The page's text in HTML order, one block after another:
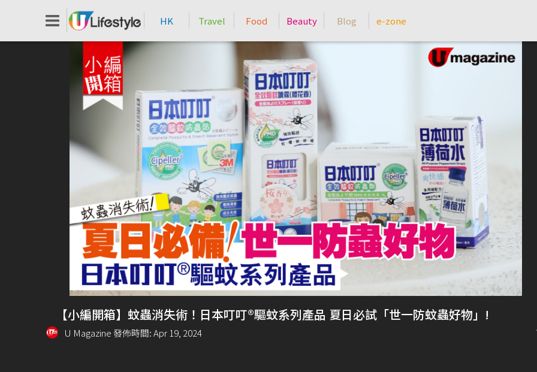
HK Travel Food Beauty Blog e-zone
【小編開箱】蚊蟲消失術！日本叮叮®驅蚊系列產品 夏日必試「世一防蚊蟲好物」!
U Magazine 發佈時間: Apr 19, 2024